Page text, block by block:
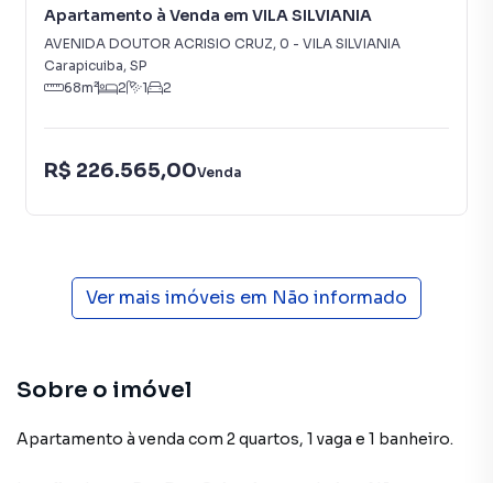
Apartamento à Venda em VILA SILVIANIA
AVENIDA DOUTOR ACRISIO CRUZ, 0 - VILA SILVIANIA
Carapicuiba, SP
68m² 2 1 2
R$ 226.565,00Venda
Ver mais imóveis em Não informado
Sobre o imóvel
Apartamento à venda com 2 quartos, 1 vaga e 1 banheiro.